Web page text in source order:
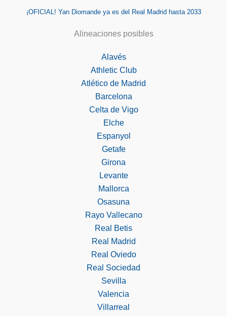
¡OFICIAL! Yan Diomande ya es del Real Madrid hasta 2033
Alineaciones posibles
Alavés
Athletic Club
Atlético de Madrid
Barcelona
Celta de Vigo
Elche
Espanyol
Getafe
Girona
Levante
Mallorca
Osasuna
Rayo Vallecano
Real Betis
Real Madrid
Real Oviedo
Real Sociedad
Sevilla
Valencia
Villarreal